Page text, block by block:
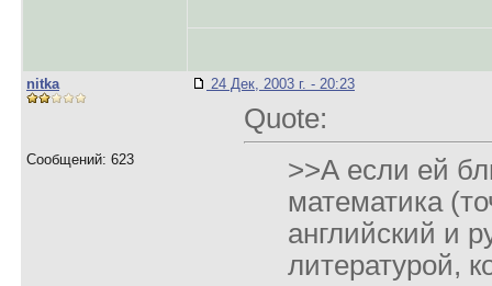
nitka
Сообщений: 623
24 Дек, 2003 г. - 20:23
Quote:
>>А если ей
математика
английский и
литературой,